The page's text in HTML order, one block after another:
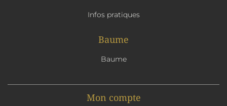
Infos pratiques
Baume
Baume
Mon compte